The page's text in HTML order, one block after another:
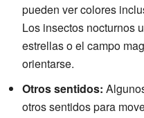
pueden ver colores
Los insectos nocturnos
estrellas o el campo
orientarse.
Otros sentidos:
otros sentidos para